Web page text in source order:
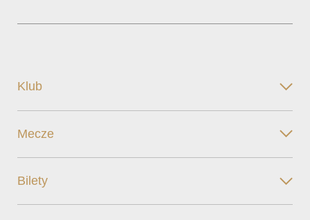
Klub
Mecze
Bilety